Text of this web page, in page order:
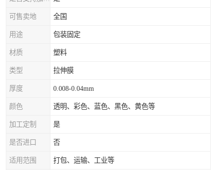
可售卖地 全国
用途 包装固定
材质 塑料
类型 拉伸膜
厚度 0.008-0.04mm
颜色 透明、彩色、蓝色、黑色、黄色等
加工定制 是
是否进口 否
适用范围 打包、运输、工业等